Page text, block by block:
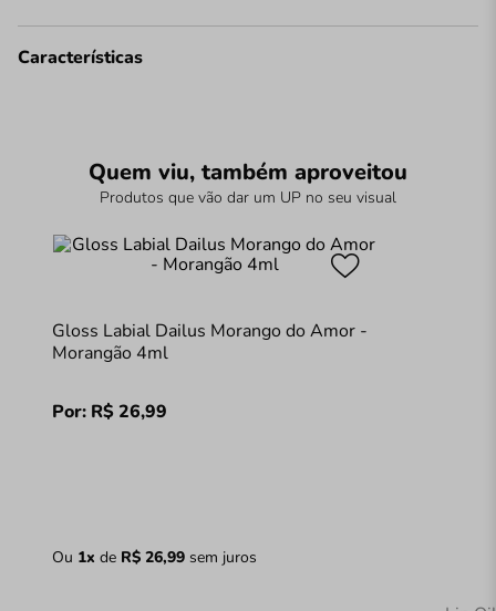
Características
Quem viu, também aproveitou
Produtos que vão dar um UP no seu visual
Gloss Labial Dailus Morango do Amor -
Morangão 4ml
Por: R$ 26,99
Ou 1x de R$ 26,99sem juros